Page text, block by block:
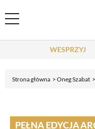
Header Menu
WESPRZYJ
Strona główna Oneg Szabat
PEŁNA EDYCJA